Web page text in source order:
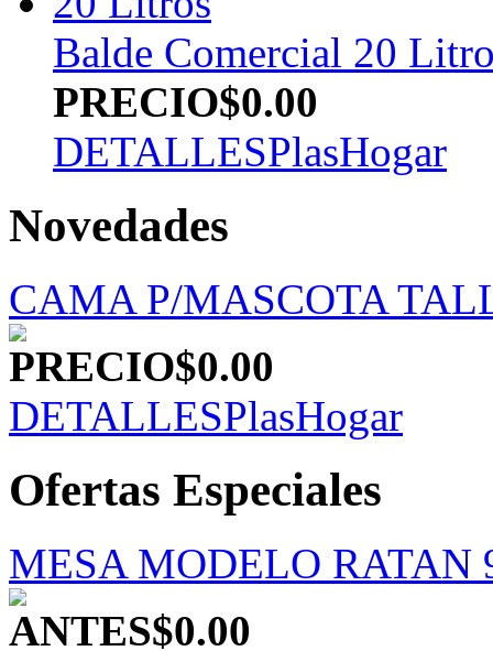
Balde Comercial 20
PRECIO$0.00
DETALLESPlasHogar
Novedades
CAMA P/MASCOTA
PRECIO$0.00
DETALLESPlasHogar
Ofertas Especiales
MESA MODELO RATAN
ANTES$0.00